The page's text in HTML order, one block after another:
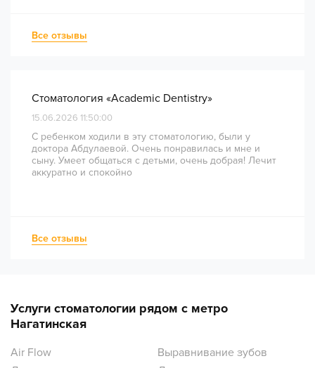
непростое перелечивание каналов прошло
комфортно и безболезненно. Рекомендую всем, кто
Все отзывы
Стоматология «Academic Dentistry»
15.06.2026 11:50:00
С ребенком ходили в эту стоматологию, были у
доктора Абдулаевой. Очень понравилась и мне и
сыну. Умеет общаться с детьми, очень добрая! Лечит
аккуратно и спокойно
Все отзывы
Услуги стоматологии рядом с метро
Нагатинская
Air Flow
Выравнивание зубов